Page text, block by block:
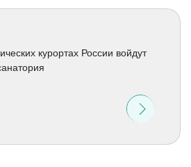
курортах России войдут